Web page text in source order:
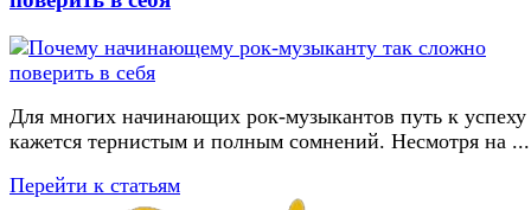
Для многих начинающих рок-музыкантов путь к успеху
кажется тернистым и полным сомнений. Несмотря на ...
Перейти к статьям